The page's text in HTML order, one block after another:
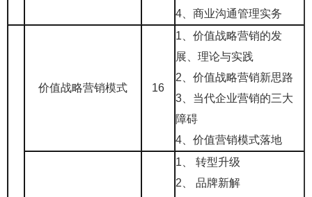
4、商业沟通管理实务
价值战略营销模式 16
1、价值战略营销的发
展、理论与实践
2、价值战略营销新思路
3、当代企业营销的三大
障碍
4、价值营销模式落地
1、 转型升级
2、 品牌新解